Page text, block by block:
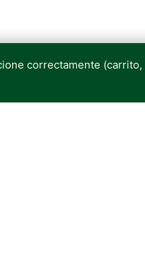
correctamente